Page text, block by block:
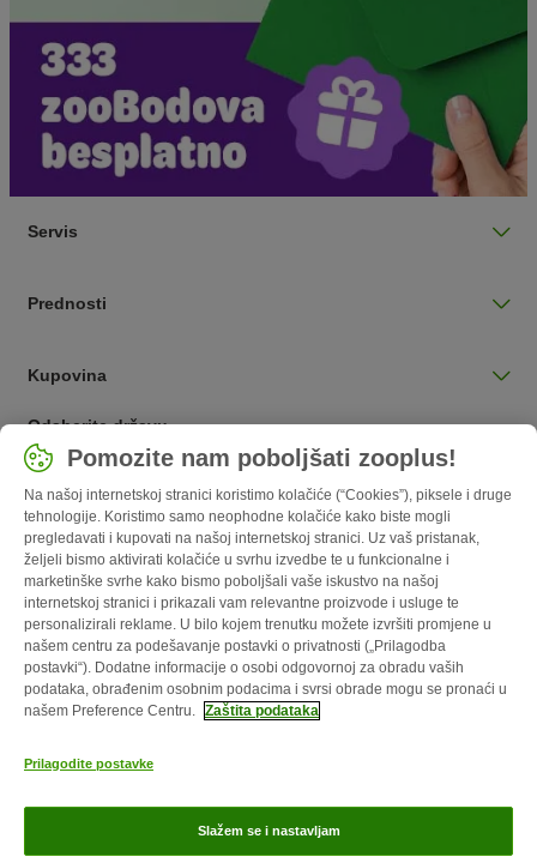
Servis
Prednosti
Kupovina
Odaberite državu
Hrvatska / HR
Follow zooplus
O nama Karijere
dostave
Načini plaćanja Propisi o uklanjanju otpada
Zaštita
Pomozite nam poboljšati zooplus!
Na našoj internetskoj stranici koristimo kolačiće (“Cookies”), piksele i druge
tehnologije. Koristimo samo neophodne kolačiće kako biste mogli
pregledavati i kupovati na našoj internetskoj stranici. Uz vaš pristanak,
željeli bismo aktivirati kolačiće u svrhu izvedbe te u funkcionalne i
marketinške svrhe kako bismo poboljšali vaše iskustvo na našoj
internetskoj stranici i prikazali vam relevantne proizvode i usluge te
personalizirali reklame. U bilo kojem trenutku možete izvršiti promjene u
našem centru za podešavanje postavki o privatnosti („Prilagodba
postavki“). Dodatne informacije o osobi odgovornoj za obradu vaših
podataka, obrađenim osobnim podacima i svrsi obrade mogu se pronaći u
našem Preference Centru. Zaštita podataka
Prilagodite postavke
Slažem se i nastavljam